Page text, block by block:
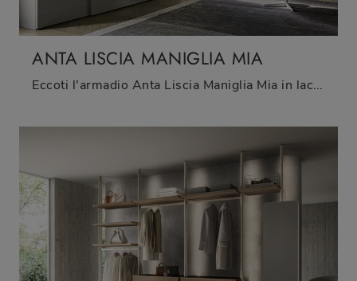
ANTA LISCIA MANIGLIA MIA
Eccoti l'armadio Anta Liscia Maniglia Mia in laccato lucido di Sangiacomo! Una ricca gamma di armadi a muro con ante scorrevoli.